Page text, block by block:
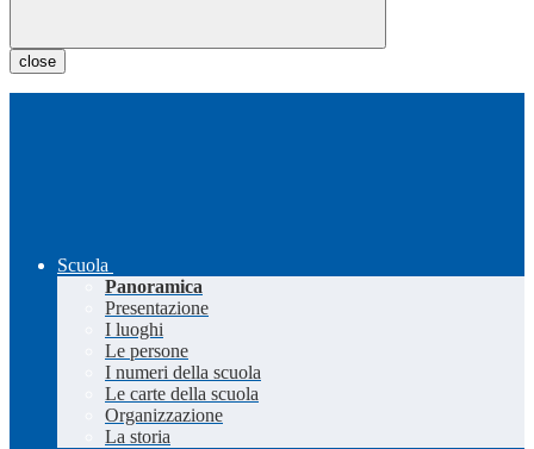
close
Scuola
Panoramica
Presentazione
I luoghi
Le persone
I numeri della scuola
Le carte della scuola
Organizzazione
La storia